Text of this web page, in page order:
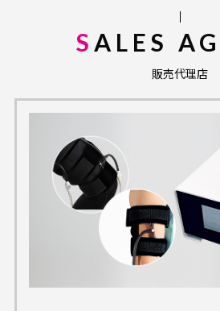
SALES
販売代理店